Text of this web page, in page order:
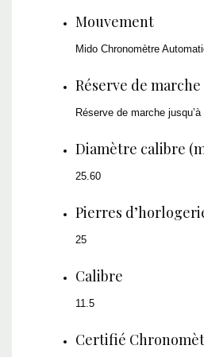
Mouvement
Mido Chronomètre
Réserve de marche
Réserve de marche
Diamètre calibre
25.60
Pierres
25
Calibre
11.5
Certifié